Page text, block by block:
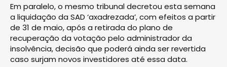
Em paralelo, o mesmo tribunal decretou esta semana
a liquidação da SAD ‘axadrezada’, com efeitos a partir
de 31 de maio, após a retirada do plano de
recuperação da votação pelo administrador da
insolvência, decisão que poderá ainda ser revertida
caso surjam novos investidores até essa data.